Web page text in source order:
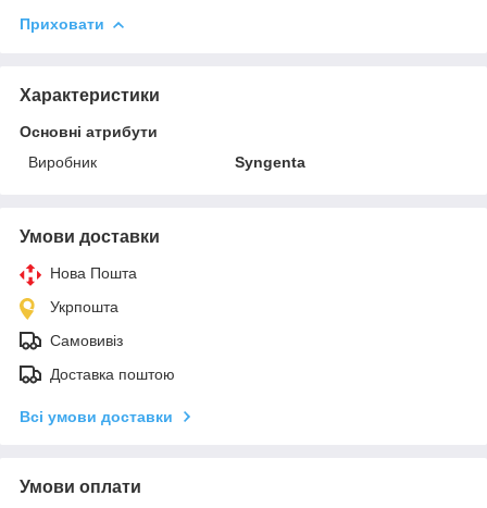
Приховати
Характеристики
Основні атрибути
Виробник
Syngenta
Умови доставки
Нова Пошта
Укрпошта
Самовивіз
Доставка поштою
Всі умови доставки
Умови оплати